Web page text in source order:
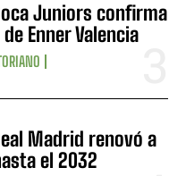
Juniors confirma
Enner Valencia
Madrid renovó a
el 2032